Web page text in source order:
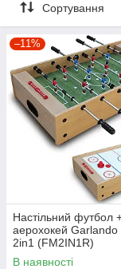
Сортування
–11%
Настільний футбол
аерохокей
2in1 (FM2IN1R)
В наявності